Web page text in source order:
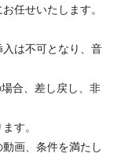
任せいたします。
は不可となり、音
合、差し戻し、非
す。
画、条件を満たし